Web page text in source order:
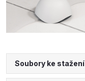
Soubory ke stažení